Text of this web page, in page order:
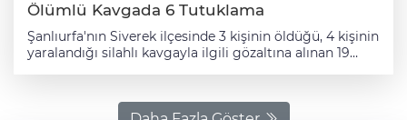
Ölümlü Kavgada 6 Tutuklama
Şanlıurfa'nın Siverek ilçesinde 3 kişinin öldüğü, 4 kişinin
yaralandığı silahlı kavgayla ilgili gözaltına alınan 19
hayatını kaybettiği, 4 kişinin yaralandığı silahlı kavgayla